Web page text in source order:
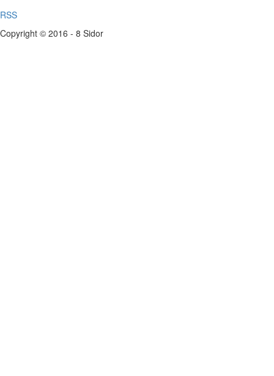
RSS
Copyright © 2016 - 8 Sidor